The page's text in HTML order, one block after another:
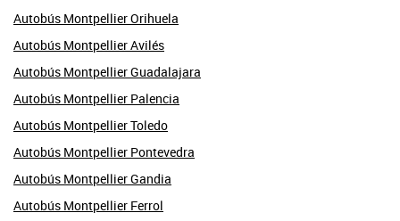
Autobús Montpellier Orihuela
Autobús Montpellier Avilés
Autobús Montpellier Guadalajara
Autobús Montpellier Palencia
Autobús Montpellier Toledo
Autobús Montpellier Pontevedra
Autobús Montpellier Gandia
Autobús Montpellier Ferrol